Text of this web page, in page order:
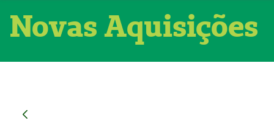
Novas Aquisições